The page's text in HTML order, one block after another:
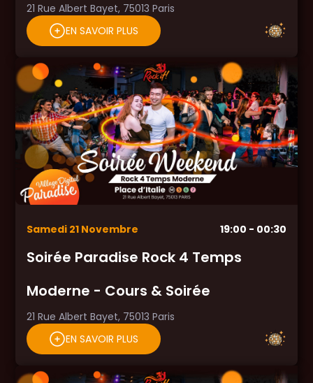
21 Rue Albert Bayet, 75013 Paris
EN SAVOIR PLUS
Samedi 21 Novembre 19:00 - 00:30
Soirée Paradise Rock 4 Temps
Moderne - Cours & Soirée
21 Rue Albert Bayet, 75013 Paris
EN SAVOIR PLUS